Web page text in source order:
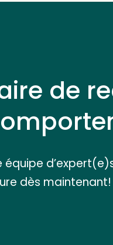
de
dès maintenant!